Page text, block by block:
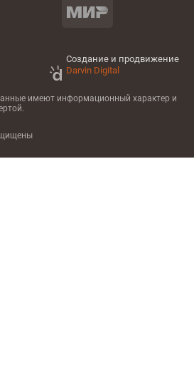
Создание и продвижение
Darvin Digital
имеют информационный характер и